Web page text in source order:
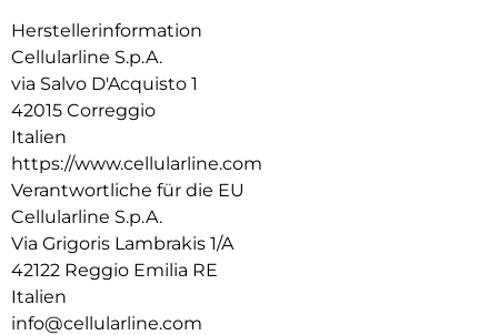
Herstellerinformation
Cellularline S.p.A.
via Salvo D'Acquisto 1
42015 Correggio
Italien
https://www.cellularline.com
Verantwortliche für die EU
Cellularline S.p.A.
Via Grigoris Lambrakis 1/A
42122 Reggio Emilia RE
Italien
info@cellularline.com